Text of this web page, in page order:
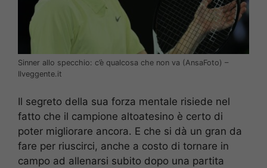
Sinner allo specchio: c’è qualcosa che non va (AnsaFoto) –
Ilveggente.it
Il segreto della sua forza mentale risiede nel
fatto che il campione altoatesino è certo di
poter migliorare ancora. E che si dà un gran da
fare per riuscirci, anche a costo di tornare in
campo ad allenarsi subito dopo una partita